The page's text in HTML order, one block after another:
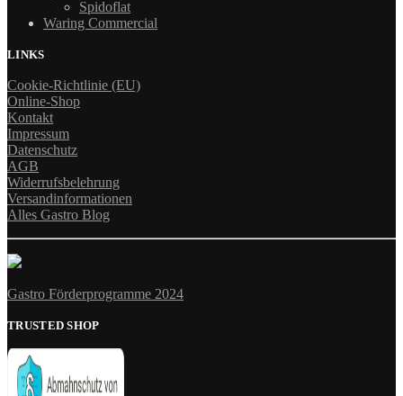
Spidoflat
Waring Commercial
LINKS
Cookie-Richtlinie (EU)
Online-Shop
Kontakt
Impressum
Datenschutz
AGB
Widerrufsbelehrung
Versandinformationen
Alles Gastro Blog
Gastro Förderprogramme 2024
TRUSTED SHOP